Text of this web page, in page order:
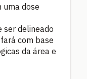
uma dose
ser delineado
com base
da área e